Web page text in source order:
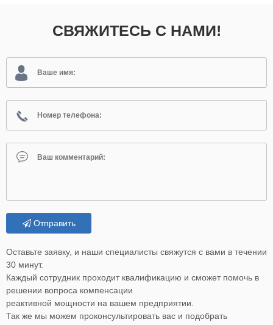
СВЯЖИТЕСЬ С НАМИ!
Отправить
Оставьте заявку, и наши специалисты свяжутся с вами в течении
30 минут.
Каждый сотрудник проходит квалификацию и сможет помочь в
решении вопроса компенсации
реактивной мощности на вашем предприятии.
Так же мы можем проконсультировать вас и подобрать